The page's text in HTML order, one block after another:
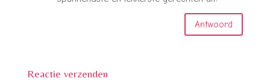
Antwoord
Reactie verzenden